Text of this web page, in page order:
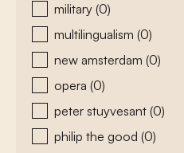
military (0)
multilingualism (0)
new amsterdam (0)
opera (0)
peter stuyvesant (0)
philip the good (0)